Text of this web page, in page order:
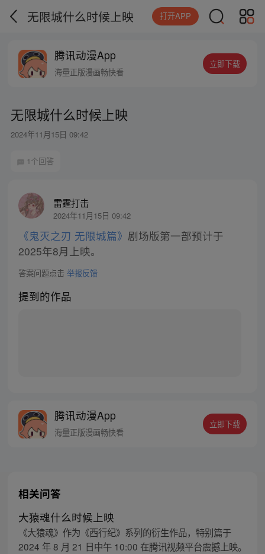
无限城什么时候上映 打开APP
腾讯动漫App
海量正版漫画畅快看
立即下载
无限城什么时候上映
2024年11月15日 09:42
1个回答
雷霆打击
2024年11月15日 09:42
《鬼灭之刃 无限城篇》 剧场版第一部预计于
2025年8月上映。
答案问题点击 举报反馈
提到的作品
腾讯动漫App
海量正版漫画畅快看
立即下载
相关问答
大猿魂什么时候上映
《大猿魂》作为《西行纪》系列的衍生作品，特别篇于
2024 年 8 月 21 日中午 10:00 在腾讯视频平台震撼上映。